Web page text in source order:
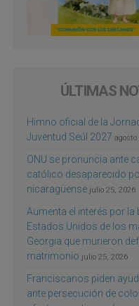
ÚLTIMAS
Himno oficial de la
Juventud Seúl 2027 agosto
ONU se pronuncia ante
católico desaparecido
nicaragüense julio 25, 2026
Aumenta el interés por la
Estados Unidos de los
Georgia que murieron
matrimonio julio 25, 2026
Franciscanos piden
ante persecución de